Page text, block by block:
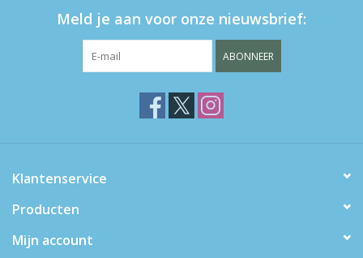
Meld je aan voor onze nieuwsbrief:
ABONNEER
Klantenservice
Producten
Mijn account